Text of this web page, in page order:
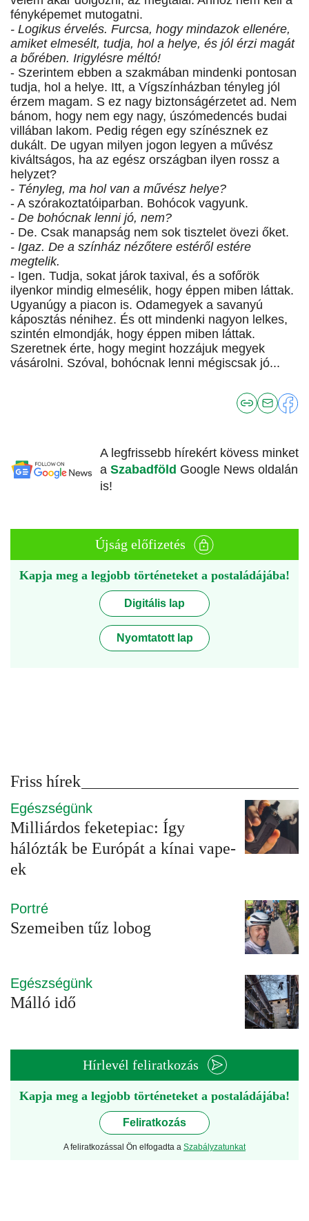
fényképemet mutogatni.
- Logikus érvelés. Furcsa, hogy mindazok ellenére,
amiket elmesélt, tudja, hol a helye, és jól érzi magát
a bőrében. Irigylésre méltó!
- Szerintem ebben a szakmában mindenki pontosan
tudja, hol a helye. Itt, a Vígszínházban tényleg jól
érzem magam. S ez nagy biztonságérzetet ad. Nem
bánom, hogy nem egy nagy, úszómedencés budai
villában lakom. Pedig régen egy színésznek ez
dukált. De ugyan milyen jogon legyen a művész
kiváltságos, ha az egész országban ilyen rossz a
helyzet?
- Tényleg, ma hol van a művész helye?
- A szórakoztatóiparban. Bohócok vagyunk.
- De bohócnak lenni jó, nem?
- De. Csak manapság nem sok tisztelet övezi őket.
- Igaz. De a színház nézőtere estéről estére
megtelik.
- Igen. Tudja, sokat járok taxival, és a sofőrök
ilyenkor mindig elmesélik, hogy éppen miben láttak.
Ugyanúgy a piacon is. Odamegyek a savanyú
káposztás nénihez. És ott mindenki nagyon lelkes,
szintén elmondják, hogy éppen miben láttak.
Szeretnek érte, hogy megint hozzájuk megyek
vásárolni. Szóval, bohócnak lenni mégiscsak jó...
A legfrissebb hírekért kövess minket
a Szabadföld Google News oldalán
is!
Újság előfizetés
Kapja meg a legjobb történeteket a postaládájába!
Digitális lap
Nyomtatott lap
Friss hírek
Egészségünk
Milliárdos feketepiac: Így
hálózták be Európát a kínai vape-
ek
Portré
Szemeiben tűz lobog
Egészségünk
Málló idő
Hírlevél feliratkozás
Kapja meg a legjobb történeteket a postaládájába!
Feliratkozás
A feliratkozással Ön elfogadta a Szabályzatunkat